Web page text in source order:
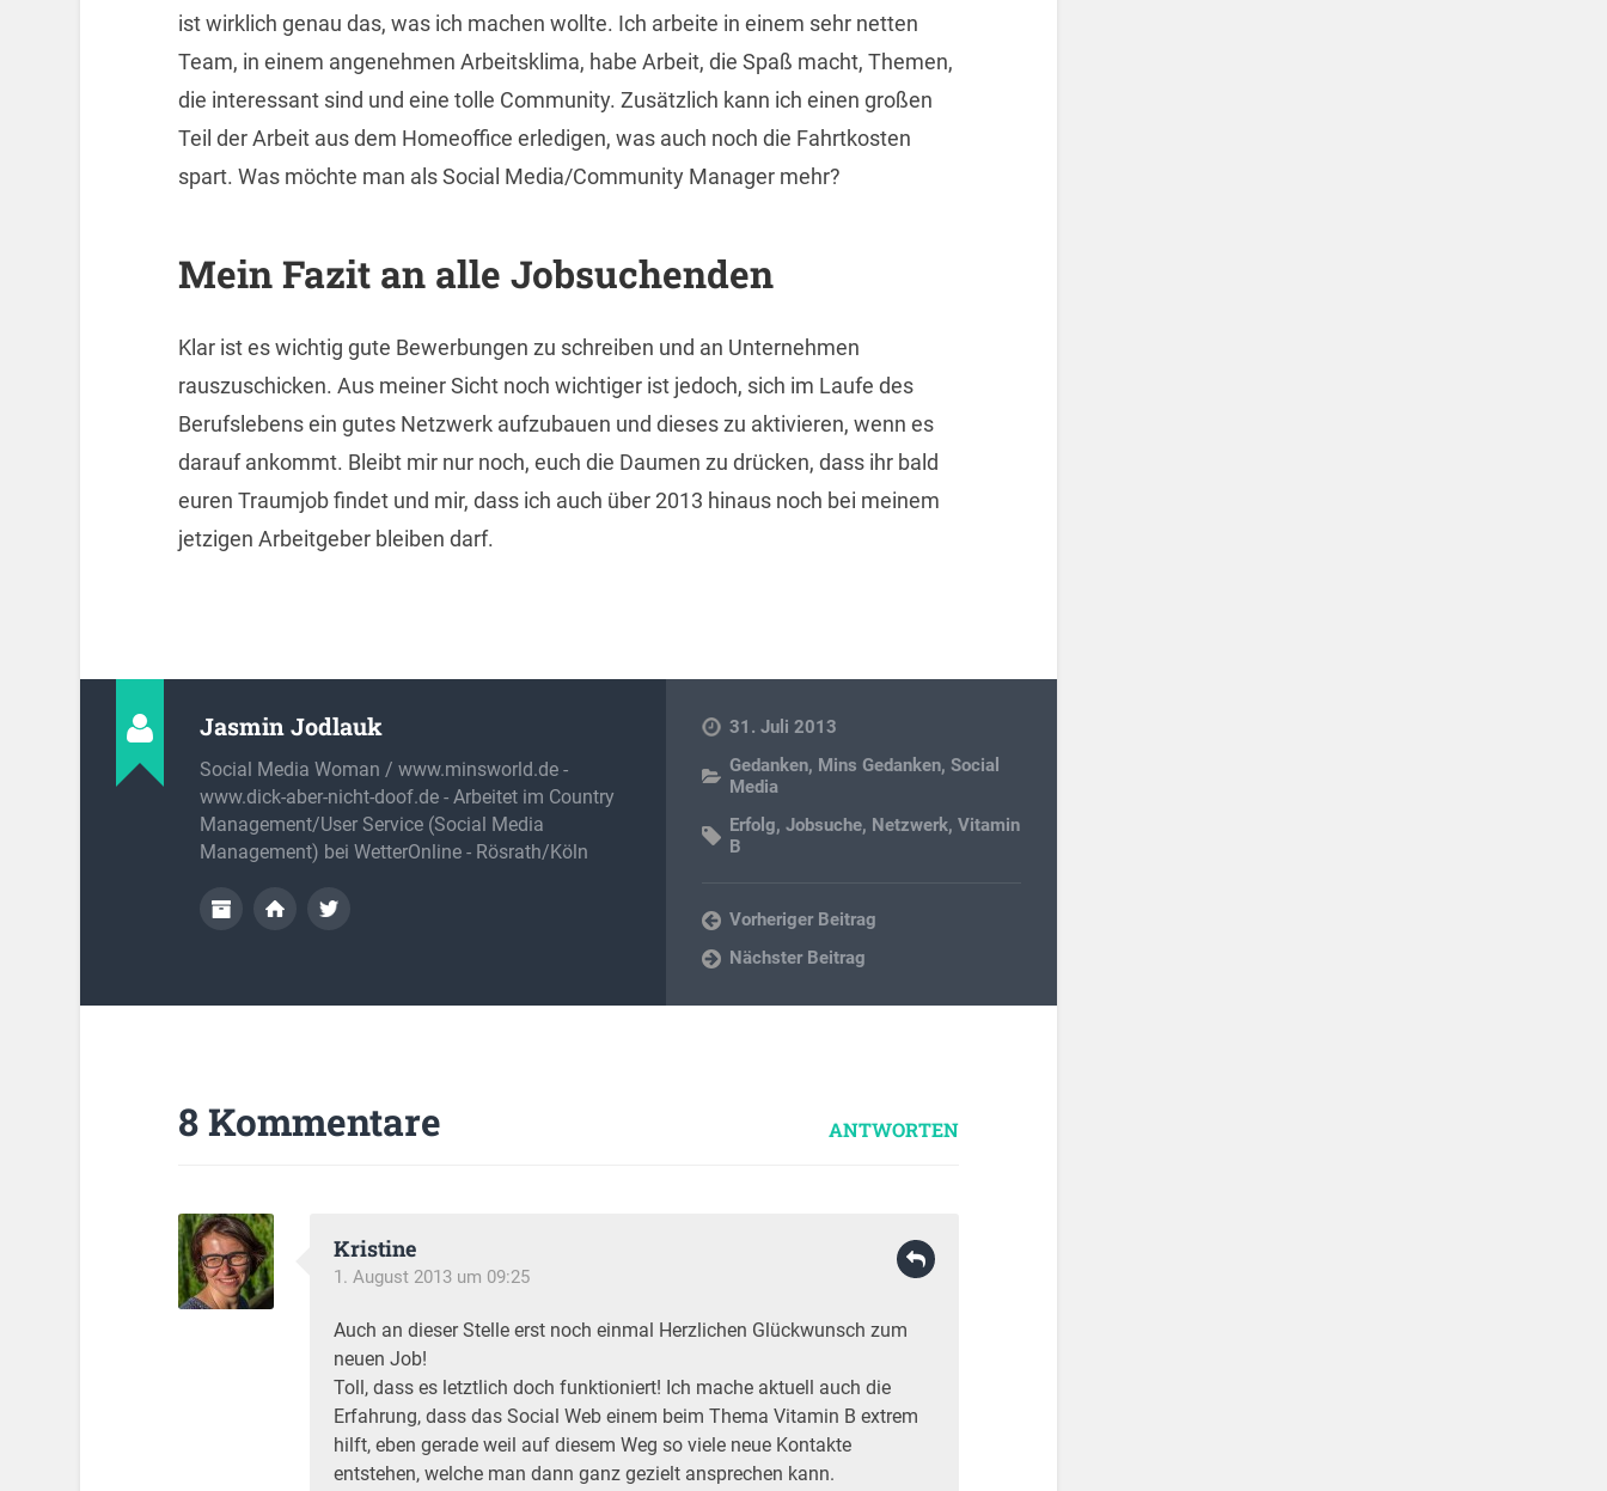
ist wirklich genau das, was ich machen wollte. Ich arbeite in einem sehr netten
Team, in einem angenehmen Arbeitsklima, habe Arbeit, die Spaß macht, Themen,
die interessant sind und eine tolle Community. Zusätzlich kann ich einen großen
Teil der Arbeit aus dem Homeoffice erledigen, was auch noch die Fahrtkosten
spart. Was möchte man als Social Media/Community Manager mehr?
Mein Fazit an alle Jobsuchenden
Klar ist es wichtig gute Bewerbungen zu schreiben und an Unternehmen
rauszuschicken. Aus meiner Sicht noch wichtiger ist jedoch, sich im Laufe des
Berufslebens ein gutes Netzwerk aufzubauen und dieses zu aktivieren, wenn es
darauf ankommt. Bleibt mir nur noch, euch die Daumen zu drücken, dass ihr bald
euren Traumjob findet und mir, dass ich auch über 2013 hinaus noch bei meinem
jetzigen Arbeitgeber bleiben darf.
Jasmin Jodlauk
Social Media Woman / www.minsworld.de -
www.dick-aber-nicht-doof.de - Arbeitet im Country
Management/User Service (Social Media
Management) bei WetterOnline - Rösrath/Köln
31. Juli 2013
Gedanken, Mins Gedanken,Social
Media
Erfolg,Jobsuche, Netzwerk,Vitamin
B
Vorheriger Beitrag
Nächster Beitrag
8 Kommentare ANTWORTEN
Kristine
1. August 2013 um 09:25
Auch an dieser Stelle erst noch einmal Herzlichen Glückwunsch zum
neuen Job!
Toll, dass es letztlich doch funktioniert! Ich mache aktuell auch die
Erfahrung, dass das Social Web einem beim Thema Vitamin B extrem
hilft, eben gerade weil auf diesem Weg so viele neue Kontakte
entstehen, welche man dann ganz gezielt ansprechen kann.